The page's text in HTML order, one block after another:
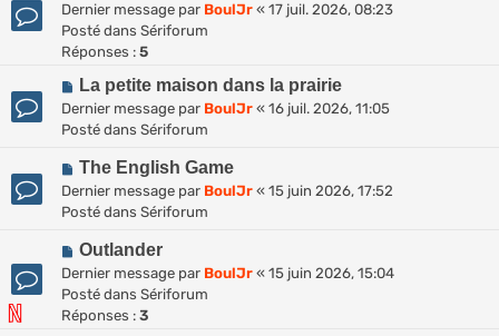
e
s
s
a
e
a
u
m
s
s
a
o
u
v
a
u
m
s
a
e
Dernier message par BoulJr « 17 juil. 2026, 08:23
Posté dans Sériforum
Réponses : 5
N
o
u
e
a
u
e
s
s
a
La petite maison dans la prairie
Dernier message par BoulJr « 16 juil. 2026, 11:05
Posté dans Sériforum
N
o
u
e
a
u
m
The English Game
Dernier message par BoulJr « 15 juin 2026, 17:52
Posté dans Sériforum
N
o
u
v
Outlander
Dernier message par BoulJr « 15 juin 2026, 15:04
Posté dans Sériforum
Réponses : 3